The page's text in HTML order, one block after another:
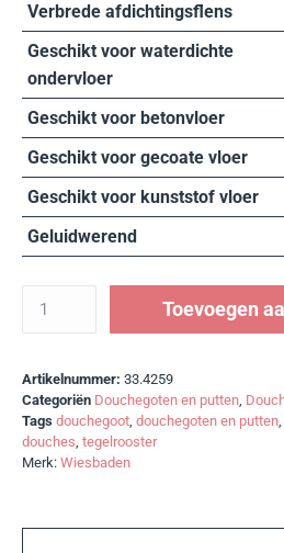
Verbrede afdichtingsflens
Geschikt voor waterdichte
ondervloer
Geschikt voor betonvloer
Geschikt voor gecoate vloer
Geschikt voor kunststof vloer
Geluidwerend
Toevoegen
Artikelnummer: 33.4259
Categoriën Douchegoten en putten,
Tags douchegoot, douchegoten en putten,
douches, tegelrooster
Merk: Wiesbaden